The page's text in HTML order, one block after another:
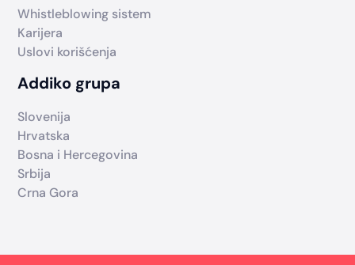
Whistleblowing sistem
Karijera
Uslovi korišćenja
Addiko grupa
Slovenija
Hrvatska
Bosna i Hercegovina
Srbija
Crna Gora